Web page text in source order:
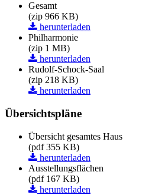
Gesamt
(zip 966 KB)
herunterladen
Philharmonie
(zip 1 MB)
herunterladen
Rudolf-Schock-Saal
(zip 218 KB)
herunterladen
Übersichtspläne
Übersicht gesamtes Haus
(pdf 355 KB)
herunterladen
Ausstellungsflächen
(pdf 167 KB)
herunterladen